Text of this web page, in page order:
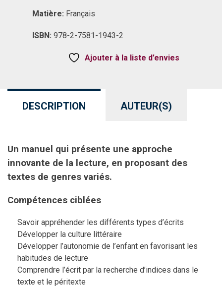
Matière: Français
ISBN: 978-2-7581-1943-2
Ajouter à la liste d’envies
DESCRIPTION AUTEUR(S)
Un manuel qui présente une approche
innovante de la lecture, en proposant des
textes de genres variés.
Compétences ciblées
Savoir appréhender les différents types d’écrits
Développer la culture littéraire
Développer l’autonomie de l’enfant en favorisant les
habitudes de lecture
Comprendre l’écrit par la recherche d’indices dans le
texte et le péritexte